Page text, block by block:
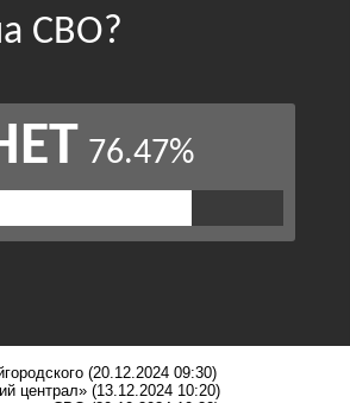
(20.12.2024 09:30)
централ» (13.12.2024 10:20)